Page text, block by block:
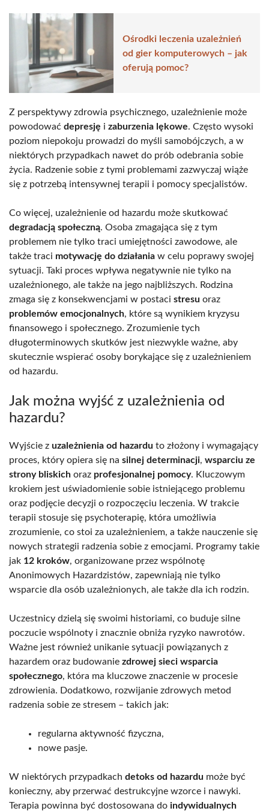
Ośrodki leczenia uzależnień
od gier komputerowych – jak
oferują pomoc?
Z perspektywy zdrowia psychicznego, uzależnienie może
powodować depresję i zaburzenia lękowe. Często wysoki
poziom niepokoju prowadzi do myśli samobójczych, a w
niektórych przypadkach nawet do prób odebrania sobie
życia. Radzenie sobie z tymi problemami zazwyczaj wiąże
się z potrzebą intensywnej terapii i pomocy specjalistów.
Co więcej, uzależnienie od hazardu może skutkować
degradacją społeczną. Osoba zmagająca się z tym
problemem nie tylko traci umiejętności zawodowe, ale
także traci motywację do działania w celu poprawy swojej
sytuacji. Taki proces wpływa negatywnie nie tylko na
uzależnionego, ale także na jego najbliższych. Rodzina
zmaga się z konsekwencjami w postaci stresu oraz
problemów emocjonalnych, które są wynikiem kryzysu
finansowego i społecznego. Zrozumienie tych
długoterminowych skutków jest niezwykle ważne, aby
skutecznie wspierać osoby borykające się z uzależnieniem
od hazardu.
Jak można wyjść z uzależnienia od
hazardu?
Wyjście z uzależnienia od hazardu to złożony i wymagający
proces, który opiera się na silnej determinacji, wsparciu ze
strony bliskich oraz profesjonalnej pomocy. Kluczowym
krokiem jest uświadomienie sobie istniejącego problemu
oraz podjęcie decyzji o rozpoczęciu leczenia. W trakcie
terapii stosuje się psychoterapię, która umożliwia
zrozumienie, co stoi za uzależnieniem, a także nauczenie się
nowych strategii radzenia sobie z emocjami. Programy takie
jak 12 kroków, organizowane przez wspólnotę
Anonimowych Hazardzistów, zapewniają nie tylko
wsparcie dla osób uzależnionych, ale także dla ich rodzin.
Uczestnicy dzielą się swoimi historiami, co buduje silne
poczucie wspólnoty i znacznie obniża ryzyko nawrotów.
Ważne jest również unikanie sytuacji powiązanych z
hazardem oraz budowanie zdrowej sieci wsparcia
społecznego, która ma kluczowe znaczenie w procesie
zdrowienia. Dodatkowo, rozwijanie zdrowych metod
radzenia sobie ze stresem – takich jak:
regularna aktywność fizyczna,
nowe pasje.
W niektórych przypadkach detoks od hazardu może być
konieczny, aby przerwać destrukcyjne wzorce i nawyki.
Terapia powinna być dostosowana do indywidualnych